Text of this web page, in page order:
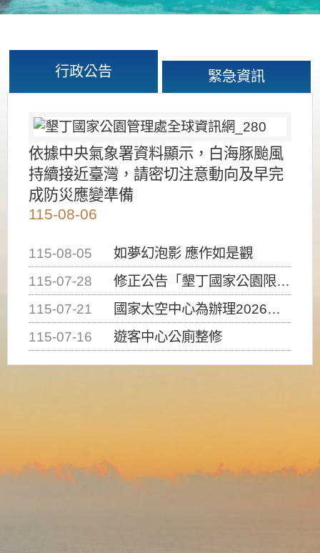
行政公告 緊急資訊
依據中央氣象署資料顯示，白海豚颱風
持續接近臺灣，請密切注意動向及早完
成防災應變準備
115-08-06
115-08-05
如夢幻泡影 應作如是觀
115-07-28
修正公告「墾丁國家公園限制水域遊憩活動之種類、範圍、時間及行為」，自即日生效。
115-07-21
國家太空中心為辦理2026台灣盃火箭競賽，陸、海、空域警戒及協調相關事宜，因颱風備案事宜
115-07-16
遊客中心公廁整修